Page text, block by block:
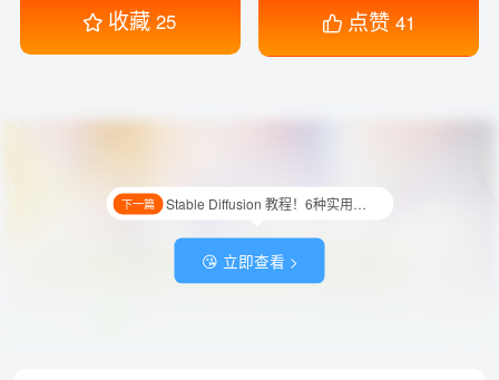
收藏 25 点赞 41
😘 立即查看 >
下一篇 Stable Diffusion 教程！6种实用多彩发色 prompt